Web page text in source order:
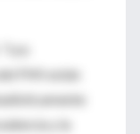
FMI están
y la